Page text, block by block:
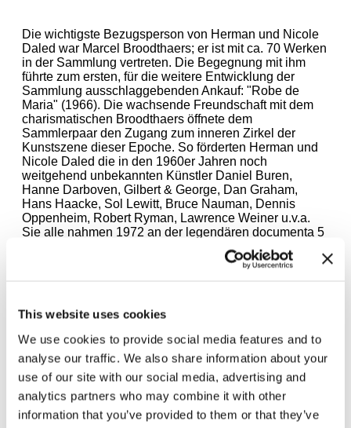
This website uses cookies
We use cookies to provide social media features and to
analyse our traffic. We also share information about your
use of our site with our social media, advertising and
analytics partners who may combine it with other
information that you’ve provided to them or that they’ve
Die wichtigste Bezugsperson von Herman und Nicole
Daled war Marcel Broodthaers; er ist mit ca. 70 Werken
in der Sammlung vertreten. Die Begegnung mit ihm
führte zum ersten, für die weitere Entwicklung der
Sammlung ausschlaggebenden Ankauf: "Robe de
Maria" (1966). Die wachsende Freundschaft mit dem
charismatischen Broodthaers öffnete dem
Sammlerpaar den Zugang zum inneren Zirkel der
Kunstszene dieser Epoche. So förderten Herman und
Nicole Daled die in den 1960er Jahren noch
weitgehend unbekannten Künstler Daniel Buren,
Hanne Darboven, Gilbert & George, Dan Graham,
Hans Haacke, Sol Lewitt, Bruce Nauman, Dennis
Oppenheim, Robert Ryman, Lawrence Weiner u.v.a.
Sie alle nahmen 1972 an der legendären documenta 5
von Harald Szeemann teil, die der Konzeptkunst
In ihrer Radikalität standen Herman und Nicole Daled
ihren Grundsätzen gehörte, ausschließlich Werke von
lebenden Künstlern und auch diese nur auf dem
primären Markt zu kaufen, d.h. von den Künstlern selbst
oder von ihren Galerien – und sie auch nicht wieder zu
verkaufen.
Von der intensiven Auseinandersetzung des
Sammlerpaars mit der Konzeptkunst, einer der